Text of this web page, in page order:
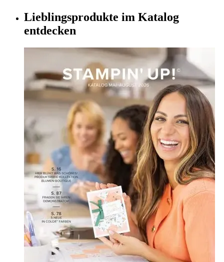
Lieblingsprodukte im Katalog
entdecken